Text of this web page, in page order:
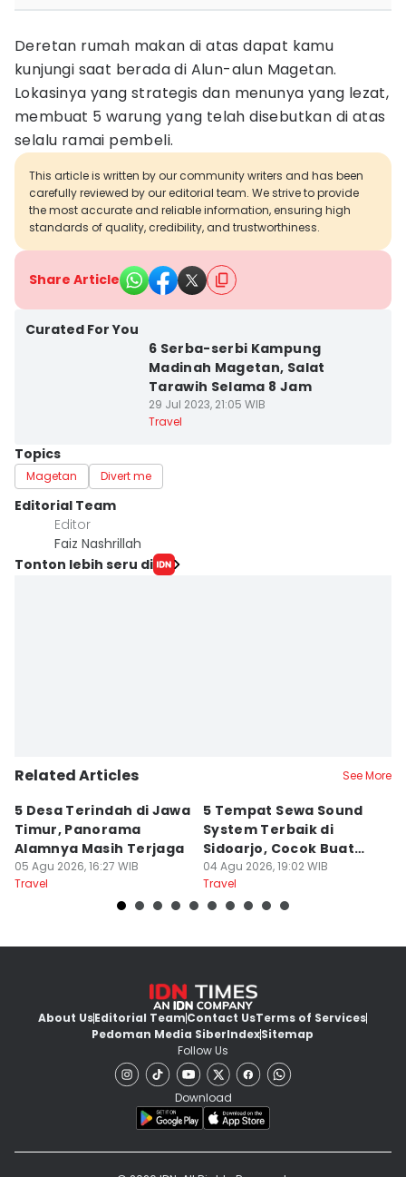
Deretan rumah makan di atas dapat kamu
kunjungi saat berada di Alun-alun Magetan.
Lokasinya yang strategis dan menunya yang lezat,
membuat 5 warung yang telah disebutkan di atas
selalu ramai pembeli.
This article is written by our community writers and has been
carefully reviewed by our editorial team. We strive to provide
the most accurate and reliable information, ensuring high
standards of quality, credibility, and trustworthiness.
Share Article
Curated For You
6 Serba-serbi Kampung
Madinah Magetan, Salat
Tarawih Selama 8 Jam
29 Jul 2023, 21:05 WIB
Travel
Topics
Magetan Divert me
Editorial Team
Editor
Faiz Nashrillah
Tonton lebih seru di
Related Articles See More
5 Desa Terindah di Jawa
Timur, Panorama
Alamnya Masih Terjaga
05 Agu 2026, 16:27 WIB
Travel
5 Tempat Sewa Sound
System Terbaik di
Sidoarjo, Cocok Buat
Agustusan
04 Agu 2026, 19:02 WIB
Travel
About UsEditorial TeamContact UsTerms of Services
Pedoman Media SiberIndexSitemap
Follow Us
Download